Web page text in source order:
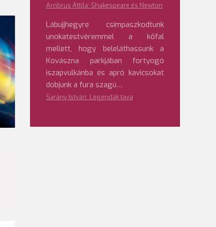
Ambrus Attila: Shakespeare és Newton
Lábujjhegyre csimpaszkodtunk
unokatestvéremmel a kőfal
mellett, hogy beleláthassunk a
Kovászna parkjában fortyogó
iszapvulkánba és apró kavicsokat
dobjunk a fura szagú…
Sarány István: Legendák tava